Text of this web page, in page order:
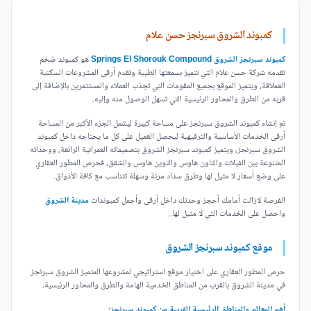
كمبوند الشروق سبرنجز حسن علام
كمبوند سبرنجز الشروق Springs El Shorouk Compound
هو كمبوند ضخم
تقدمه شركة حسن علام التي تتميز بسمعتها الطيبة وتقدم أرقى المشروعات السكنية
العملاقة، ويتميز الموقع بجميع المقومات التي تجذب العملاء والمستثمرين بالإضافة إلى
قربه من الطرق والمحاور الرئيسية التي تسهل الوصول منه وإليه.
تم إنشاء كمبوند الشروق سبرنجز على مساحة كبيرة ليشمل الجزء الأكبر من المساحة
أرقى الخدمات الأساسية والترفيهية ليحصل العميل على كل ما يحتاجه داخل كمبوند
الشروق سبرنجز، ويتميز كمبوند سبرنجز الشروق بتصميماته العمرانية الرائعة، ووحداته
المتنوعة بين الفيلات والتاون هاوس والتوين هاوس والشقق، فحرص المطور العقاري
على وضع أسعار لا مثيل لها وطرق سداد مرنة وسهلة تتناسب مع كافة الأذواق.
الفرصة لازالت أمامك أحجز وحدتك داخل أرقى وأجمل كمبونداتمدينة الشروق
واحصل على الخدمات التي لا مثيل لها..
موقع كمبوند سبرنجز الشروق
حرص المطور العقاري على اختيار موقع استراتيجي لمشروعها المتميز الشروق سبرنجز
في مدينة الشروق بالقرب من المناطق الخدمية الهامة والطرق والمحاور الرئيسية.